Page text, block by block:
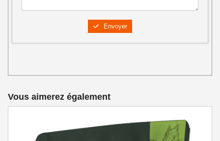
Envoyer
Vous aimerez également